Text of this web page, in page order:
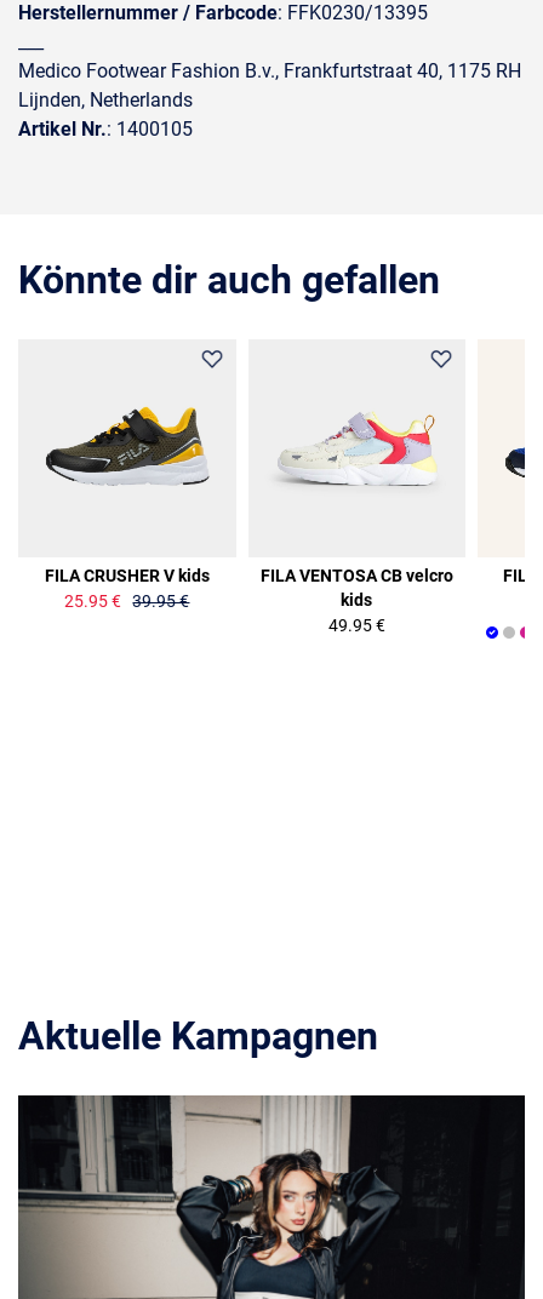
Herstellernummer / Farbcode: FFK0230/13395
Medico Footwear Fashion B.v., Frankfurtstraat 40, 1175 RH
Lijnden, Netherlands
Artikel Nr.: 1400105
Könnte dir auch gefallen
FILA CRUSHER V kids
25.95 € 39.95 €
FILA VENTOSA CB velcro
kids
49.95 €
FILA
Aktuelle Kampagnen